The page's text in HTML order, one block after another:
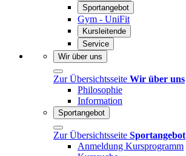
Sportangebot
Gym - UniFit
Kursleitende
Service
Wir über uns
Zur Übersichtsseite Wir über uns
Philosophie
Information
Sportangebot
Zur Übersichtsseite Sportangebot
Anmeldung Kursprogramm